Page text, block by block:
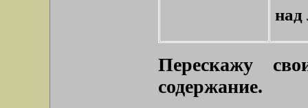
над
Перескажу
содержание.